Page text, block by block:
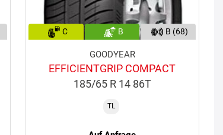
C B B (68)
GOODYEAR
EFFICIENTGRIP COMPACT
185/65 R 14 86T
TL